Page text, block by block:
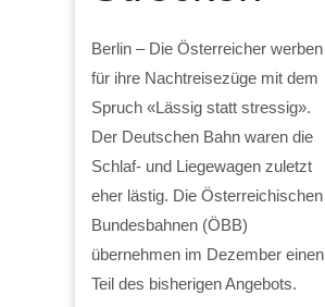
Berlin – Die Österreicher werben
für ihre Nachtreisezüge mit dem
Spruch «Lässig statt stressig».
Der Deutschen Bahn waren die
Schlaf- und Liegewagen zuletzt
eher lästig. Die Österreichischen
Bundesbahnen (ÖBB)
übernehmen im Dezember einen
Teil des bisherigen Angebots.